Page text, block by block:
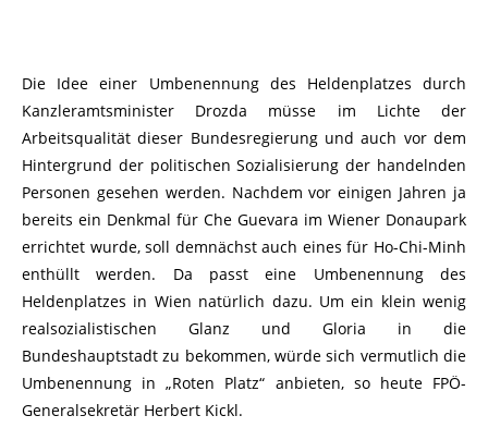
Die Idee einer Umbenennung des Heldenplatzes durch
Kanzleramtsminister Drozda müsse im Lichte der
Arbeitsqualität dieser Bundesregierung und auch vor dem
Hintergrund der politischen Sozialisierung der handelnden
Personen gesehen werden. Nachdem vor einigen Jahren ja
bereits ein Denkmal für Che Guevara im Wiener Donaupark
errichtet wurde, soll demnächst auch eines für Ho-Chi-Minh
enthüllt werden. Da passt eine Umbenennung des
Heldenplatzes in Wien natürlich dazu. Um ein klein wenig
realsozialistischen Glanz und Gloria in die
Bundeshauptstadt zu bekommen, würde sich vermutlich die
Umbenennung in „Roten Platz“ anbieten, so heute FPÖ-
Generalsekretär Herbert Kickl.